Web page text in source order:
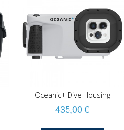
Oceanic+ Dive Housing
435,00 €